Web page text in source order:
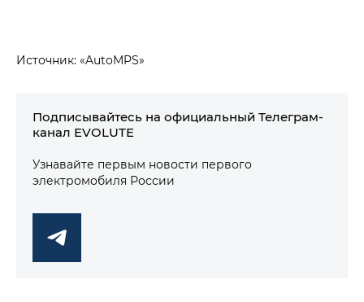
Источник: «AutoMPS»
Подписывайтесь на официальный Телеграм-
канал EVOLUTE
Узнавайте первым новости первого
электромобиля России